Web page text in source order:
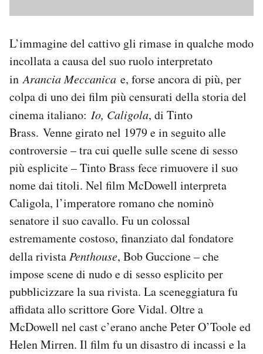
L’immagine del cattivo gli rimase in qualche modo
incollata a causa del suo ruolo interpretato
inArancia Meccanica e, forse ancora di più, per
colpa di uno dei film più censurati della storia del
cinema italiano: Io, Caligola, di Tinto
Brass. Venne girato nel 1979 e in seguito alle
controversie – tra cui quelle sulle scene di sesso
più esplicite – Tinto Brass fece rimuovere il suo
nome dai titoli. Nel film McDowell interpreta
Caligola, l’imperatore romano che nominò
senatore il suo cavallo. Fu un colossal
estremamente costoso, finanziato dal fondatore
della rivista Penthouse, Bob Guccione – che
impose scene di nudo e di sesso esplicito per
pubblicizzare la sua rivista. La sceneggiatura fu
affidata allo scrittore Gore Vidal. Oltre a
McDowell nel cast c’erano anche Peter O’Toole ed
Helen Mirren. Il film fu un disastro di incassi e la